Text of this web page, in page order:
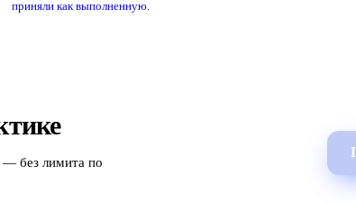
приняли как выполненную.
— без лимита по